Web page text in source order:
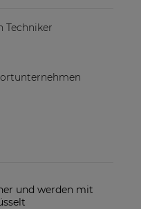
Techniker
und werden mit